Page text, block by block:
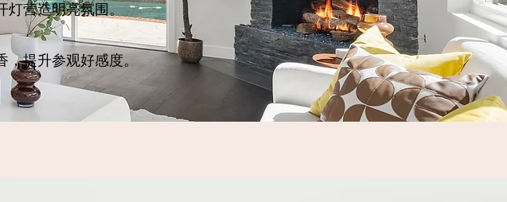
灯营造明亮氛围。
，提升参观好感度。